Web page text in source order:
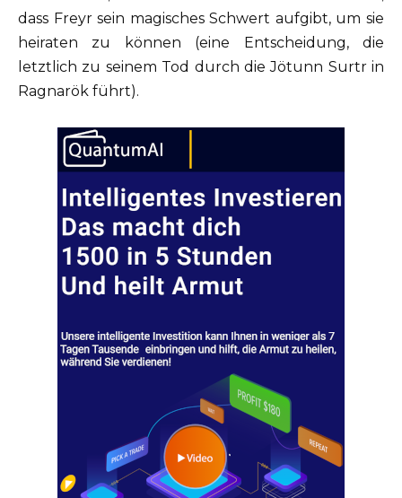
dass Freyr sein magisches Schwert aufgibt, um sie
heiraten zu können (eine Entscheidung, die
letztlich zu seinem Tod durch die Jötunn Surtr in
Ragnarök führt).